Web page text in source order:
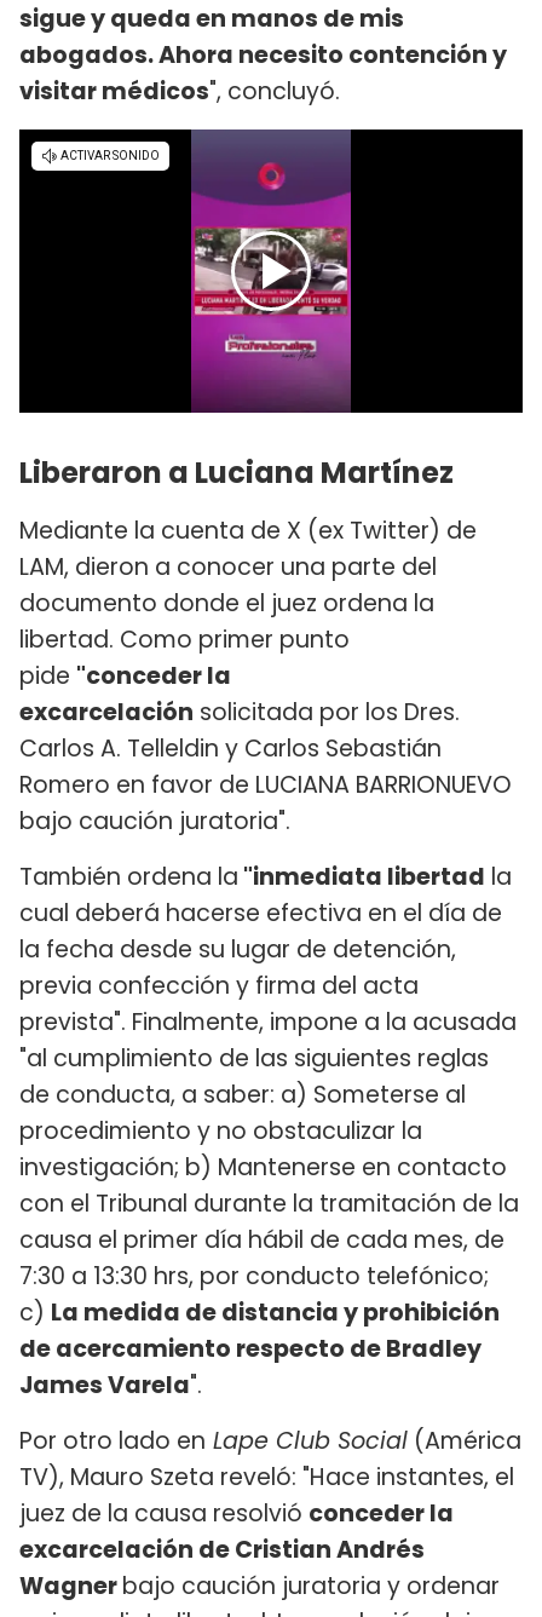
sigue y queda en manos de mis
abogados. Ahora necesito contención y
visitar médicos", concluyó.
Liberaron a Luciana Martínez
Mediante la cuenta de X (ex Twitter) de
LAM, dieron a conocer una parte del
documento donde el juez ordena la
libertad. Como primer punto
pide "conceder la
excarcelación solicitada por los Dres.
Carlos A. Telleldin y Carlos Sebastián
Romero en favor de LUCIANA BARRIONUEVO
bajo caución juratoria".
También ordena la "inmediata libertad la
cual deberá hacerse efectiva en el día de
la fecha desde su lugar de detención,
previa confección y firma del acta
prevista". Finalmente, impone a la acusada
"al cumplimiento de las siguientes reglas
de conducta, a saber: a) Someterse al
procedimiento y no obstaculizar la
investigación; b) Mantenerse en contacto
con el Tribunal durante la tramitación de la
causa el primer día hábil de cada mes, de
7:30 a 13:30 hrs, por conducto telefónico;
c) La medida de distancia y prohibición
de acercamiento respecto de Bradley
James Varela".
Por otro lado en Lape Club Social (América
TV), Mauro Szeta reveló: "Hace instantes, el
juez de la causa resolvió conceder la
excarcelación de Cristian Andrés
Wagnerbajo caución juratoria y ordenar